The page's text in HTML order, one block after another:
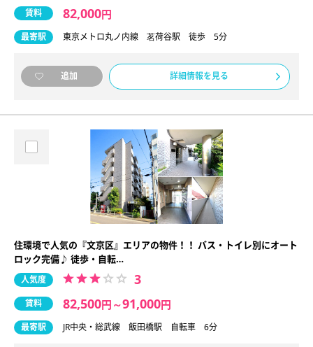
賃料 82,000円
最寄駅 東京メトロ丸ノ内線 茗荷谷駅 徒歩 5分
追加 詳細情報を見る
住環境で人気の『文京区』エリアの物件！！ バス・トイレ別にオート
ロック完備♪ 徒歩・自転…
人気度 3
賃料 82,500円 ～91,000円
最寄駅 JR中央・総武線 飯田橋駅 自転車 6分